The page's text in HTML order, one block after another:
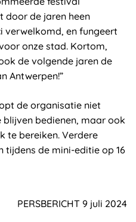
door de jaren heen
verwelkomd, en fungeert
onze stad. Kortom,
de volgende jaren de
Antwerpen!”
de organisatie niet
bedienen, maar ook
te bereiken. Verdere
tijdens de mini-editie op 16
PERSBERICHT 9 juli 2024